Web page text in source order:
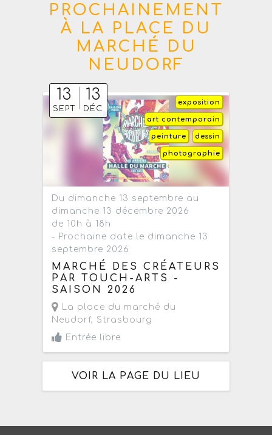
PROCHAINEMENT
À LA PLACE DU
MARCHÉ DU
NEUDORF
13
SEPT
13
DÉC
exposition
art contemporain
dessin
peinture
photographie
Du dimanche 13 septembre au
dimanche 13 décembre 2026
de 10h à 18h
- Prochaine date le dimanche 13
septembre 2026
MARCHÉ DES CRÉATEURS
PAR TOUCH-ARTS -
SAISON 2026
La place du marché du
Neudorf, Strasbourg
Entrée libre
VOIR LA PAGE DU LIEU